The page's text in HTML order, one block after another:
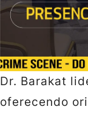
Dr. Barakat
oferecendo